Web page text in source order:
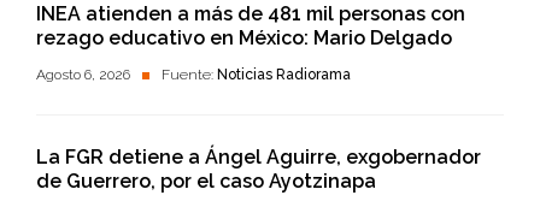
INEA atienden a más de 481 mil personas con
rezago educativo en México: Mario Delgado
Agosto 6, 2026 Fuente: Noticias Radiorama
La FGR detiene a Ángel Aguirre, exgobernador
de Guerrero, por el caso Ayotzinapa